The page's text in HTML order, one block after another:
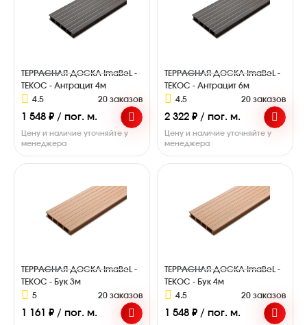
ТЕРРАСНАЯ ДОСКА ImaBeL -
ТЕКОС - Антрацит 4м
4.5
20 заказов
1 548 ₽ / пог. м.
Цену и наличие уточняйте у
менеджера
ТЕРРАСНАЯ ДОСКА ImaBeL -
ТЕКОС - Антрацит 6м
4.5
20 заказов
2 322 ₽ / пог. м.
Цену и наличие уточняйте у
менеджера
ТЕРРАСНАЯ ДОСКА ImaBeL -
ТЕКОС - Бук 3м
5
20 заказов
1 161 ₽ / пог. м.
ТЕРРАСНАЯ ДОСКА ImaBeL -
ТЕКОС - Бук 4м
4.5
20 заказов
1 548 ₽ / пог. м.